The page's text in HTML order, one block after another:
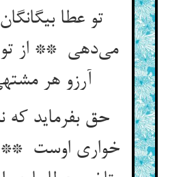
تو عطا
می‌دهی ** از تو
حق بفرماید که
خواری اوست